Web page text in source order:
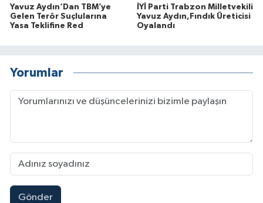
Yavuz Aydın‘Dan TBM’ye
Gelen Terör Suçlularına
Yasa Teklifine Red
İYİ Parti Trabzon Milletvekili
Yavuz Aydın,Fındık Üreticisi
Oyalandı
Yorumlar
Gönder